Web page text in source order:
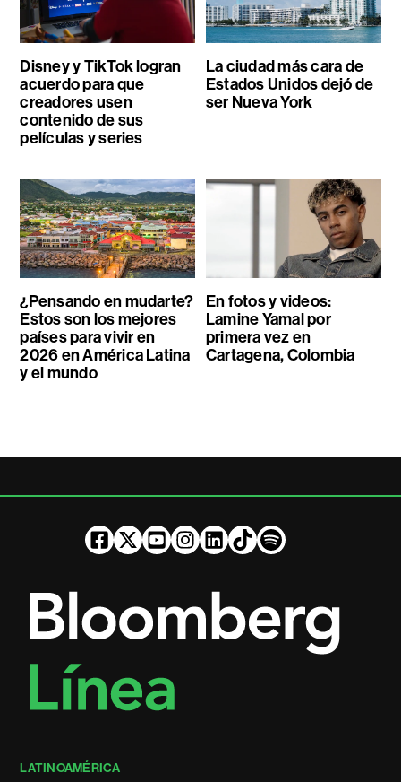
Disney y TikTok logran
acuerdo para que
creadores usen
contenido de sus
películas y series
La ciudad más cara de
Estados Unidos dejó de
ser Nueva York
¿Pensando en mudarte?
Estos son los mejores
países para vivir en
2026 en América Latina
y el mundo
En fotos y videos:
Lamine Yamal por
primera vez en
Cartagena, Colombia
LATINOAMÉRICA